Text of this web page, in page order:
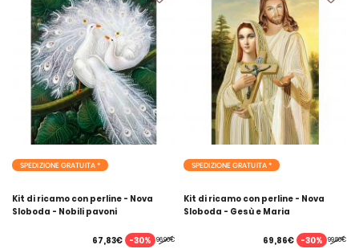
SPEDIZIONE GRATUITA *
Kit di ricamo con perline - Nova
Sloboda - Nobili pavoni
96,90€
67,83€ -30%
SPEDIZIONE GRATUITA *
Kit di ricamo con perline - Nova
Sloboda - Gesù e Maria
99,80€
69,86€ -30%